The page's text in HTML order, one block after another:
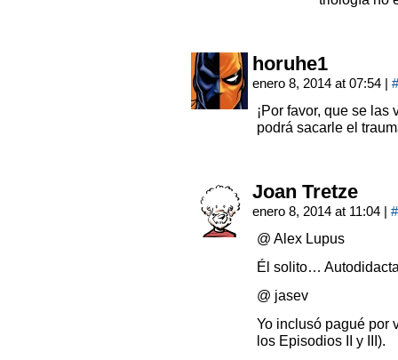
horuhe1
enero 8, 2014 at 07:54 | #
¡Por favor, que se
podrá sacarle el
Joan Tretze
enero 8, 2014 at 11:04 | #
@ Alex Lupus
Él solito…
@ jasev
Yo inclusó pagué por
los Episodios II y III).